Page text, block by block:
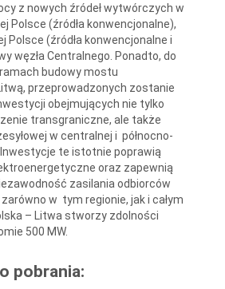
z nowych źródeł wytwórczych w
Polsce (źródła konwencjonalne),
Polsce (źródła konwencjonalne i
węzła Centralnego. Ponadto, do
budowy mostu
przeprowadzonych zostanie
obejmujących nie tylko
transgraniczne, ale także
w centralnej i północno-
te istotnie poprawią
oraz zapewnią
zasilania odbiorców
w tym regionie, jak i całym
– Litwa stworzy zdolności
500 MW.
pobrania: